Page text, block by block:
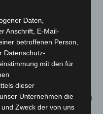
Wasserwerke.“ Aber es
Seiten der Politik:
für Fernwasser-
müssen dringend
Bei der Nutzung
muss die
Trinkwasser für den
Hygiene immer Vorrang
die Pflicht zur
Daten,
Anschrift, E-Mail-
betroffenen Person,
Datenschutz-
mit den für
dieser
Unternehmen die
Zweck der von uns